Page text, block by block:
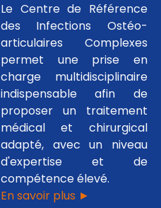
Le Centre de Référence
des Infections Ostéo-
articulaires Complexes
permet une prise en
charge multidisciplinaire
indispensable afin de
proposer un traitement
médical et chirurgical
adapté, avec un niveau
d'expertise et de
compétence élevé.
En savoir plus ►